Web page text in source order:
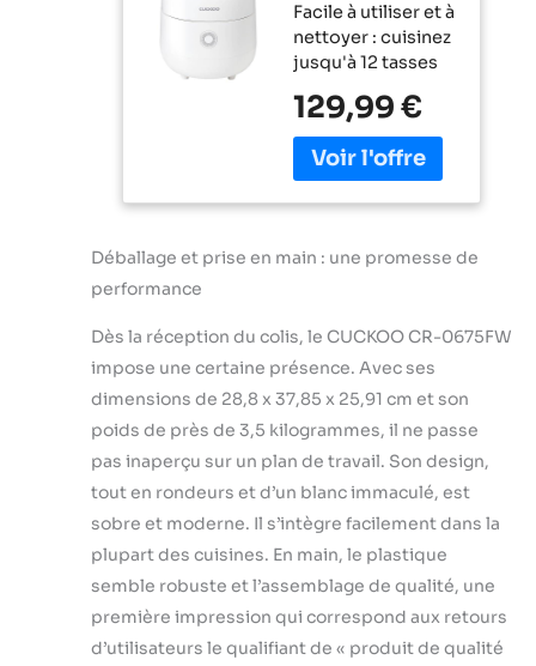
Micom de 6
tasses (non
cuit) | 13
options de
menu : quinoa,
flocons
d'avoine, riz
intérieur anti-
Facile à utiliser et à
nettoyer : cuisinez
jusqu'à 12 tasses
avec ce cuiseur à
riz coréen. Les
caractéristiques
réglage
une casserole
amovible pour une
préparation et un
nettoyage sans
cuisson
polyvalentes : ce
petit cuiseur à riz
électrique vous
préparer, du riz
blanc gluant au riz
brun, à l'avoine et
même à la
129,99 €
Déballage et prise en main : une promesse de
performance
Dès la réception du colis, le CUCKOO CR-0675FW
impose une certaine présence. Avec ses
dimensions de 28,8 x 37,85 x 25,91 cm et son
poids de près de 3,5 kilogrammes, il ne passe
pas inaperçu sur un plan de travail. Son design,
tout en rondeurs et d’un blanc immaculé, est
sobre et moderne. Il s’intègre facilement dans la
plupart des cuisines. En main, le plastique
semble robuste et l’assemblage de qualité, une
première impression qui correspond aux retours
d’utilisateurs le qualifiant de « produit de qualité